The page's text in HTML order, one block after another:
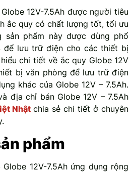
12V-7.5Ah được người tiêu
ắc quy có chất lượng tốt, tối ưu
sản phẩm này được dùng phổ
để lưu trữ điện cho các thiết bị
chi tiết về ắc quy Globe 12V
bị văn phòng để lưu trữ điện
khác của Globe 12V – 7.5Ah.
địa chỉ bán Globe 12V – 7.5Ah
Nhậtchia sẻ chi tiết ở chuyên
phẩm
12V-7.5Ah ứng dụng rộng